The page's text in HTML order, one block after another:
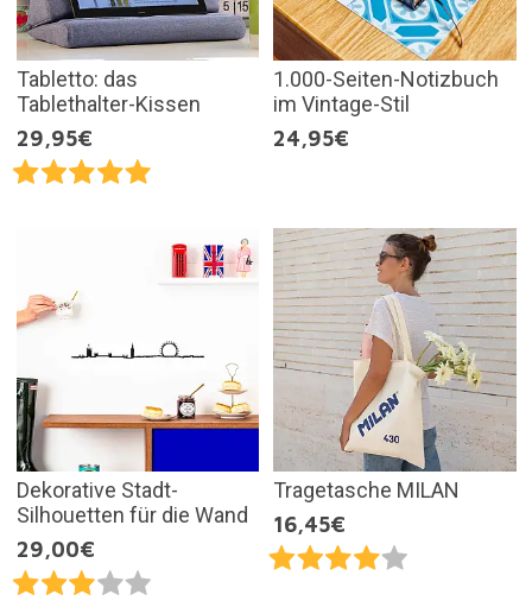
Tabletto: das
Tablethalter-Kissen
29,95€
1.000-Seiten-Notizbuch
im Vintage-Stil
24,95€
Dekorative Stadt-
Silhouetten für die Wand
29,00€
Tragetasche MILAN
16,45€